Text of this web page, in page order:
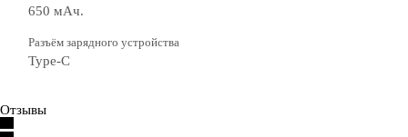
650 мАч.
Разъём зарядного устройства
Type-C
Отзывы